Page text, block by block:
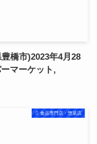
橋市)2023年4月28
マーケット,
食品専門店・惣菜店